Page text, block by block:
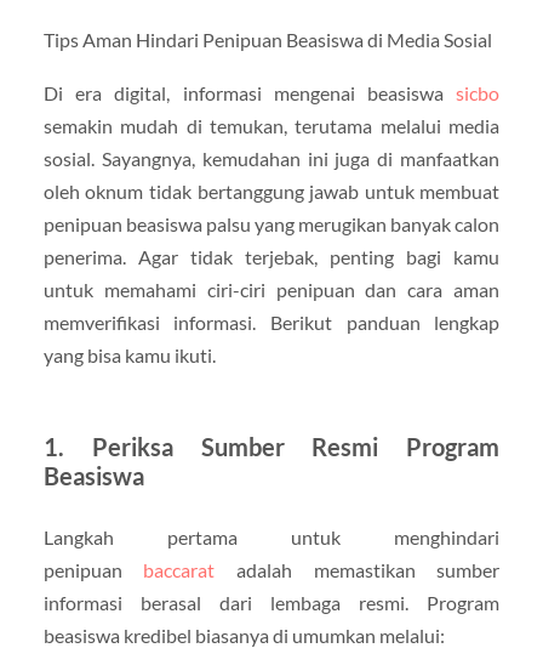
Tips Aman Hindari Penipuan Beasiswa di Media Sosial
Di era digital, informasi mengenai beasiswasicbo
semakin mudah di temukan, terutama melalui media
sosial. Sayangnya, kemudahan ini juga di manfaatkan
oleh oknum tidak bertanggung jawab untuk membuat
penipuan beasiswa palsu yang merugikan banyak calon
penerima. Agar tidak terjebak, penting bagi kamu
untuk memahami ciri-ciri penipuan dan cara aman
memverifikasi informasi. Berikut panduan lengkap
yang bisa kamu ikuti.
1. Periksa Sumber Resmi Program
Beasiswa
Langkah pertama untuk menghindari
penipuan baccarat adalah memastikan sumber
informasi berasal dari lembaga resmi. Program
beasiswa kredibel biasanya di umumkan melalui: